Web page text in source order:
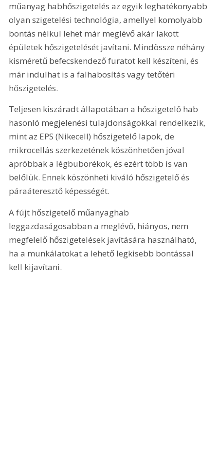
műanyag habhőszigetelés az egyik leghatékonyabb
olyan szigetelési technológia, amellyel komolyabb
bontás nélkül lehet már meglévő akár lakott
épületek hőszigetelését javítani. Mindössze néhány
kisméretű befecskendező furatot kell készíteni, és
már indulhat is a falhabosítás vagy tetőtéri
hőszigetelés.
Teljesen kiszáradt állapotában a hőszigetelő hab
hasonló megjelenési tulajdonságokkal rendelkezik,
mint az EPS (Nikecell) hőszigetelő lapok, de
mikrocellás szerkezetének köszönhetően jóval
apróbbak a légbuborékok, és ezért több is van
belőlük. Ennek köszönheti kiváló hőszigetelő és
páraáteresztő képességét.
A fújt hőszigetelő műanyaghab
leggazdaságosabban a meglévő, hiányos, nem
megfelelő hőszigetelések javítására használható,
ha a munkálatokat a lehető legkisebb bontással
kell kijavítani.